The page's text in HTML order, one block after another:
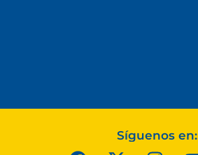
Síguenos en: